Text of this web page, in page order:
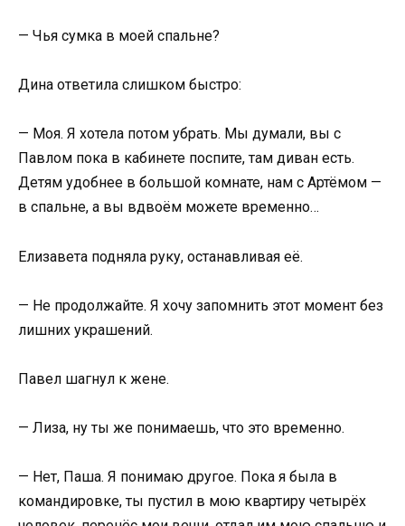
— Чья сумка в моей спальне?
Дина ответила слишком быстро:
— Моя. Я хотела потом убрать. Мы думали, вы с
Павлом пока в кабинете поспите, там диван есть.
Детям удобнее в большой комнате, нам с Артёмом —
в спальне, а вы вдвоём можете временно…
Елизавета подняла руку, останавливая её.
— Не продолжайте. Я хочу запомнить этот момент без
лишних украшений.
Павел шагнул к жене.
— Лиза, ну ты же понимаешь, что это временно.
— Нет, Паша. Я понимаю другое. Пока я была в
командировке, ты пустил в мою квартиру четырёх